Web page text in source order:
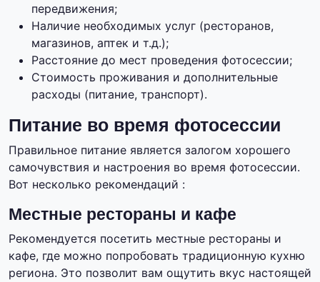
передвижения;
Наличие необходимых услуг (ресторанов,
магазинов, аптек и т.д.);
Расстояние до мест проведения фотосессии;
Стоимость проживания и дополнительные
расходы (питание, транспорт).
Питание во время фотосессии
Правильное питание является залогом хорошего
самочувствия и настроения во время фотосессии.
Вот несколько рекомендаций :
Местные рестораны и кафе
Рекомендуется посетить местные рестораны и
кафе, где можно попробовать традиционную кухню
региона. Это позволит вам ощутить вкус настоящей